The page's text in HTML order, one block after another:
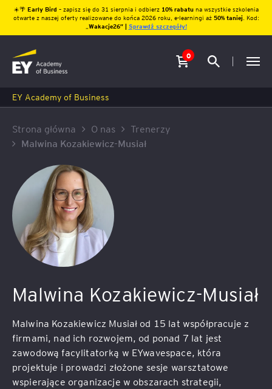
☀️🌴 Early Bird – zapisz się do 31 sierpnia i odbierz10% rabatu na wszystkie szkolenia
otwarte z naszej oferty realizowane do końca 2026 roku, e-learningi aż 50% taniej. Kod:
Wakacje26″ | Sprawdź szczegóły!
0
EY Academy of Business
Strona główna O nas
Trenerzy
Malwina Kozakiewicz-Musiał
Malwina Kozakiewicz-Musiał
Malwina Kozakiewicz Musiał od 15 lat współpracuje z
firmami, nad ich rozwojem, od ponad 7 lat jest
zawodową facylitatorką w EYwavespace, która
projektuje i prowadzi złożone sesje warsztatowe
wspierające organizacje w obszarach strategii,